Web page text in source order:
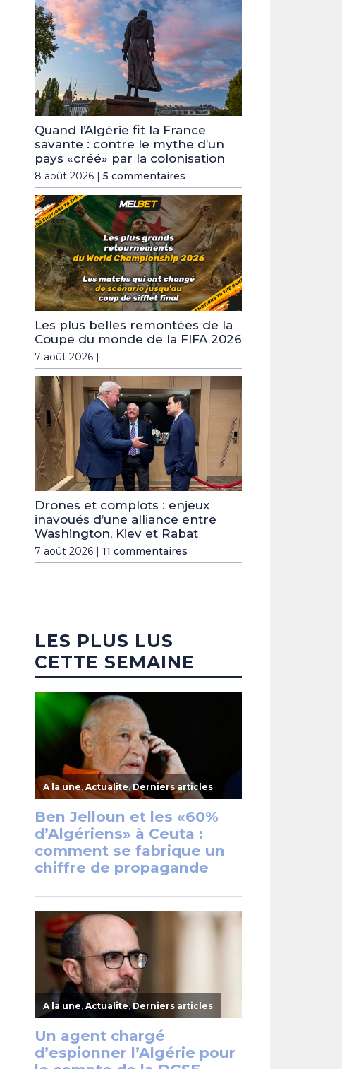
Quand l’Algérie fit la France
savante : contre le mythe d’un
pays «créé» par la colonisation
8 août 2026 | 5 commentaires
Les plus belles remontées de la
Coupe du monde de la FIFA 2026
7 août 2026 |
Drones et complots : enjeux
inavoués d’une alliance entre
Washington, Kiev et Rabat
7 août 2026 | 11 commentaires
LES PLUS LUS
CETTE SEMAINE